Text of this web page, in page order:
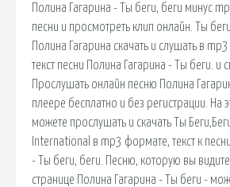
Полина Гагарина - Ты беги, беги минус
песни и просмотреть клип онлайн. Ты
Полина Гагарина скачать и слушать в
текст песни Полина Гагарина - Ты беги. и
Прослушать онлайн песню Полина
плеере бесплатно и без регистрации. На
можете прослушать и скачать Ты
International в mp3 формате, текст к
- Ты беги, беги. Песню, которую вы
странице Полина Гагарина - Ты беги -